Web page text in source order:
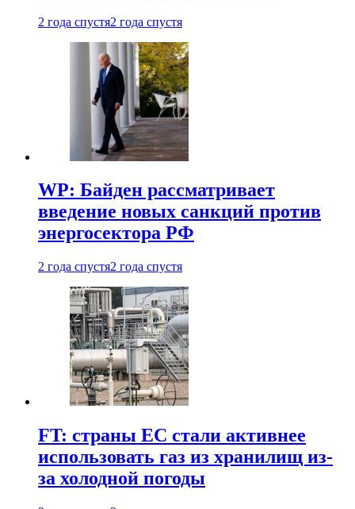
2 года спустя2 года спустя
WP: Байден рассматривает
введение новых санкций против
энергосектора РФ
2 года спустя2 года спустя
FT: страны ЕС стали активнее
использовать газ из хранилищ из-
за холодной погоды